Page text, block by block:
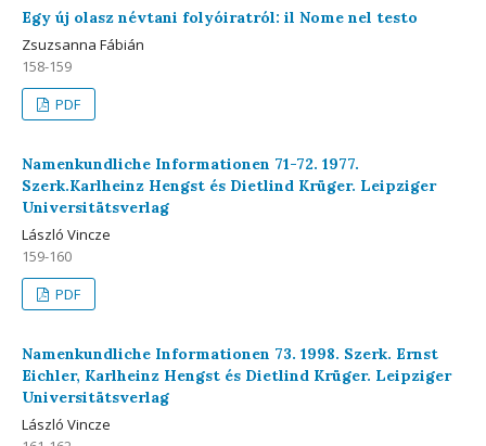
Egy új olasz névtani folyóiratról: il Nome nel testo
Zsuzsanna Fábián
158-159
PDF
Namenkundliche Informationen 71-72. 1977.
Szerk.Karlheinz Hengst és Dietlind Krüger. Leipziger
Universitätsverlag
László Vincze
159-160
PDF
Namenkundliche Informationen 73. 1998. Szerk. Ernst
Eichler, Karlheinz Hengst és Dietlind Krüger. Leipziger
Universitätsverlag
László Vincze